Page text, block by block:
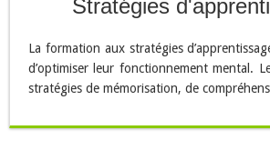
Stratégies
La formation aux stratégies
d’optimiser leur fonctionnement mental.
stratégies de mémorisation, de